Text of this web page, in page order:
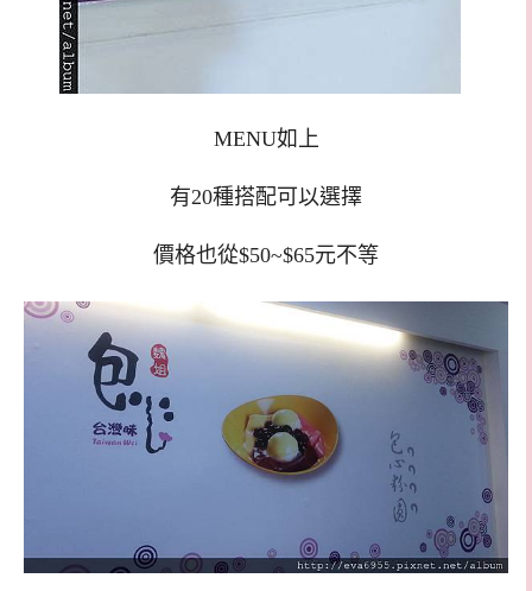
MENU如上
有20種搭配可以選擇
價格也從$50~$65元不等